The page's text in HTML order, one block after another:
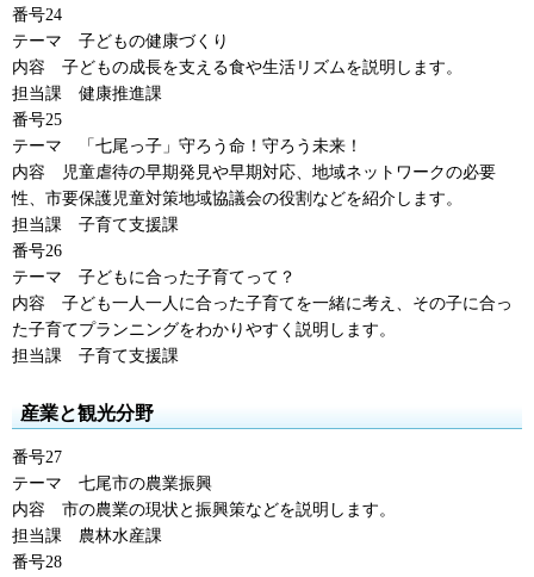
番号24
テーマ
子どもの健康づくり
内容
子どもの成長を支える食や生活リズムを説明します。
担当課
健康推進課
番号25
テーマ
「七尾っ子」 守ろう命！守ろう未来！
内容
児童虐待の早期発見や早期対応、地域ネットワークの必要
性、市要保護児童対策地域協議会の役割などを紹介します。
担当課
子育て支援課
番号26
テーマ
子ども に合った子育てって？
内容
子ども一人一人に合った子育てを一緒に考え、その子に合っ
た子育てプランニングをわかりやすく説明します。
担当課
子育て支援課
産業と観光分野
番号27
テーマ
七尾市の農業振興
内容
市の農業の現状と振興策などを説明します。
担当課
農林水産課
番号28